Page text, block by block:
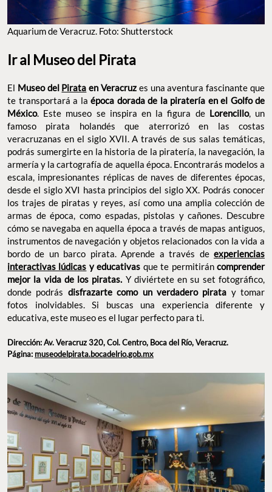
Aquarium de Veracruz. Foto: Shutterstock
Ir al Museo del Pirata
El Museo del Pirata en Veracruz es una aventura fascinante que
te transportará a la época dorada de la piratería en el Golfo de
México. Este museo se inspira en la figura de Lorencillo, un
famoso pirata holandés que aterrorizó en las costas
veracruzanas en el siglo XVII. A través de sus salas temáticas,
podrás sumergirte en la historia de la piratería, la navegación, la
armería y la cartografía de aquella época. Encontrarás modelos a
escala, impresionantes réplicas de naves de diferentes épocas,
desde el siglo XVI hasta principios del siglo XX. Podrás conocer
los trajes de piratas y reyes, así como una amplia colección de
armas de época, como espadas, pistolas y cañones. Descubre
cómo se navegaba en aquella época a través de mapas antiguos,
instrumentos de navegación y objetos relacionados con la vida a
bordo de un barco pirata. Aprende a través de experiencias
interactivas lúdicas y educativas que te permitiráncomprender
mejor la vida de los piratas. Y diviértete en su set fotográfico,
donde podrás disfrazarte como un verdadero pirata y tomar
fotos inolvidables. Si buscas una experiencia diferente y
educativa, este museo es el lugar perfecto para ti.
Dirección: Av. Veracruz 320, Col. Centro, Boca del Río, Veracruz.
Página: museodelpirata.bocadelrio.gob.mx